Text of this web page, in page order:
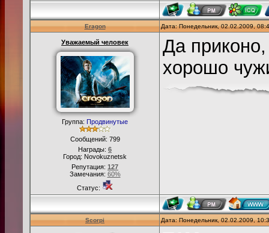
23:29:05
23:29:18
23:29:28
23:29:38
23:29:41
23:29:44
23:30:34
23:30:47
Eragon Дата: Понедельник, 02.02.2009,
Уважаемый человек
Группа: Продвинутые
Сообщений: 799
Награды: 6
Город: Novokuznetsk
Репутация: 127
Замечания: 60%
Статус:
Да
хорошо
Scorpi Дата: Понедельник, 02.02.2009,